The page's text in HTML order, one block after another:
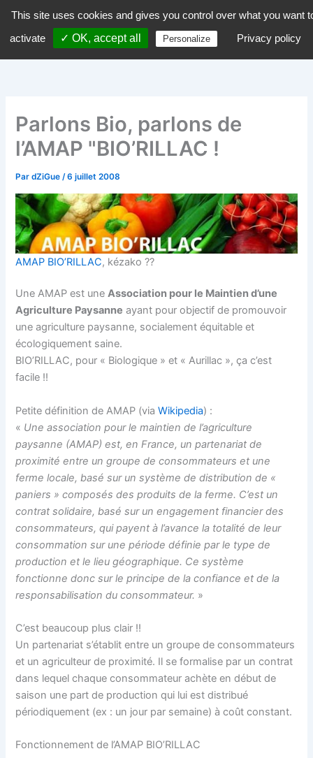
contenu
dZiGue
Parlons Bio, parlons de
l’AMAP "BIO’RILLAC !
PardZiGue/6 juillet 2008
AMAP BIO’RILLAC, kézako ??
Une AMAP est uneAssociation pour le Maintien d’une
Agriculture Paysanne ayant pour objectif de promouvoir
une agriculture paysanne, socialement équitable et
écologiquement saine.
BIO’RILLAC, pour « Biologique » et « Aurillac », ça c’est
facile !!
Petite définition de AMAP (viaWikipedia) :
« Une association pour le maintien de l’agriculture
paysanne (AMAP) est, en France, un partenariat de
proximité entre un groupe de consommateurs et une
ferme locale, basé sur un système de distribution de «
paniers » composés des produits de la ferme. C’est un
contrat solidaire, basé sur un engagement financier des
consommateurs, qui payent à l’avance la totalité de leur
consommation sur une période définie par le type de
production et le lieu géographique. Ce système
fonctionne donc sur le principe de la confiance et de la
responsabilisation du consommateur. »
C’est beaucoup plus clair !!
Un partenariat s’établit entre un groupe de consommateurs
et un agriculteur de proximité. Il se formalise par un contrat
dans lequel chaque consommateur achète en début de
saison une part de production qui lui est distribué
périodiquement (ex : un jour par semaine) à coût constant.
Fonctionnement de l’AMAP BIO’RILLAC
This site uses cookies and gives you control over what you want
activate
✓ OK, accept all Personalize Privacy policy